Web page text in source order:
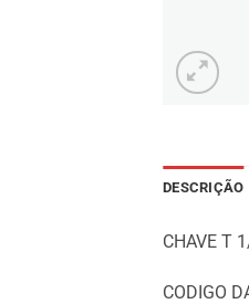
DESCRIÇÃO
CHAVE T
CODIGO